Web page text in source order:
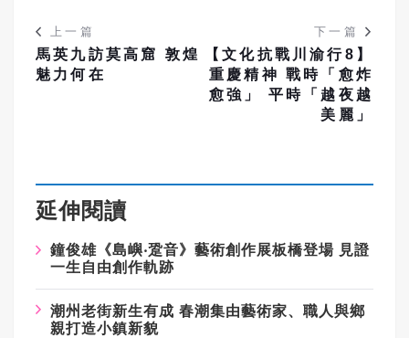
上一篇
馬英九訪莫高窟 敦煌
魅力何在
下一篇
【文化抗戰川渝行8】
重慶精神 戰時「愈炸
愈強」 平時「越夜越
美麗」
延伸閱讀
鐘俊雄《島嶼‧跫音》藝術創作展板橋登場 見證
一生自由創作軌跡
潮州老街新生有成 春潮集由藝術家、職人與鄉
親打造小鎮新貌